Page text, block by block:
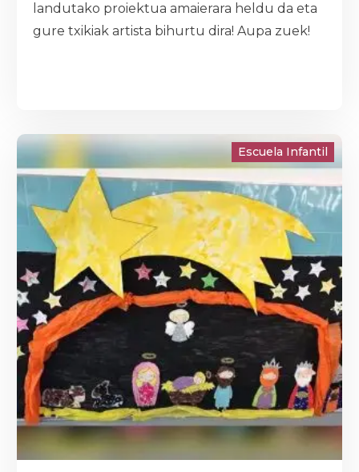
landutako proiektua amaierara heldu da eta
gure txikiak artista bihurtu dira! Aupa zuek!
Escuela Infantil